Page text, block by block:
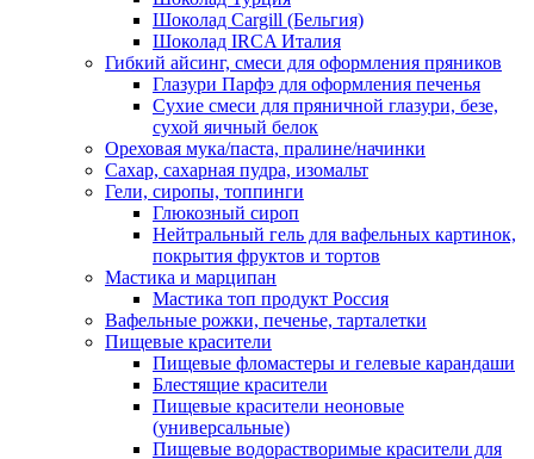
Шоколад Cargill (Бельгия)
Шоколад IRCA Италия
Гибкий айсинг, смеси для оформления пряников
Глазури Парфэ для оформления печенья
Сухие смеси для пряничной глазури, безе,
сухой яичный белок
Ореховая мука/паста, пралине/начинки
Сахар, сахарная пудра, изомальт
Гели, сиропы, топпинги
Глюкозный сироп
Нейтральный гель для вафельных картинок,
покрытия фруктов и тортов
Мастика и марципан
Мастика топ продукт Россия
Вафельные рожки, печенье, тарталетки
Пищевые красители
Пищевые фломастеры и гелевые карандаши
Блестящие красители
Пищевые красители неоновые
(универсальные)
Пищевые водорастворимые красители для